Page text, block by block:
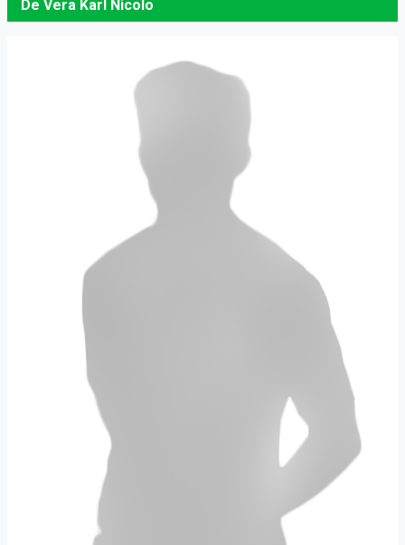
De Vera Karl Nicolo